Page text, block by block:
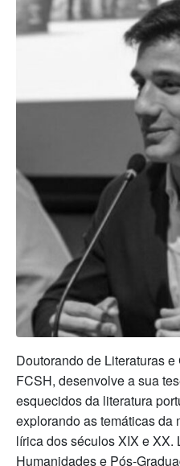
Doutorando de Literaturas
FCSH, desenvolve a sua
esquecidos da literatura
explorando as temáticas da
lírica dos séculos XIX e XX.
Humanidades e Pós-